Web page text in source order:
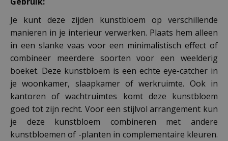
Je kunt deze zijden kunstbloem op verschillende
manieren in je interieur verwerken. Plaats hem alleen
in een slanke vaas voor een minimalistisch effect of
combineer meerdere soorten voor een weelderig
boeket. Deze kunstbloem is een echte eye-catcher in
je woonkamer, slaapkamer of werkruimte. Ook in
kantoren of wachtruimtes komt deze kunstbloem
goed tot zijn recht. Voor een stijlvol arrangement kun
je deze kunstbloem combineren met andere
kunstbloemen of -planten in complementaire kleuren.